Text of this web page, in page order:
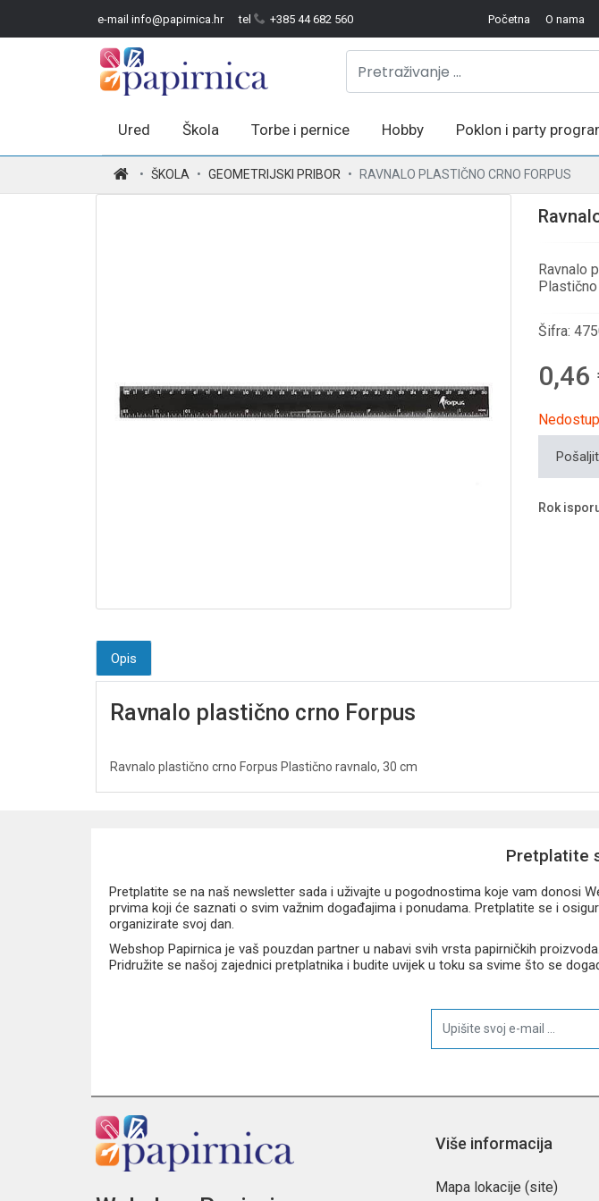
e-mail info@papirnica.hr tel +385 44 682 560 Početna O nama
Ured Škola Torbe i pernice Hobby Poklon i party
ŠKOLA GEOMETRIJSKI PRIBOR RAVNALO PLASTIČNO CRNO FORPUS
Ravnalo
Plastično
Šifra:
0,46
Rok
Opis
Ravnalo plastično crno Forpus
Ravnalo plastično crno Forpus Plastično ravnalo, 30 cm
Pretplatite
Pretplatite se na naš newsletter sada i uživajte u pogodnostima koje vam donosi
prvima koji će saznati o svim važnim događajima i ponudama. Pretplatite se i
organizirate svoj dan.
Webshop Papirnica je vaš pouzdan partner u nabavi svih vrsta papirničkih
Pridružite se našoj zajednici pretplatnika i budite uvijek u toku sa svime što se
Više informacija
Mapa lokacije (site)